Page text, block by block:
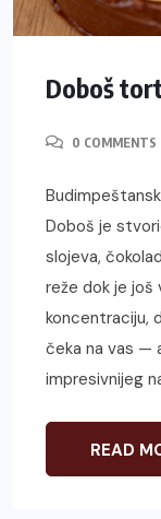
Doboš
0 COMMENTS
Doboš je
slojeva,
reže dok je
koncentraciju,
čeka na vas —
impresivnijeg
READ